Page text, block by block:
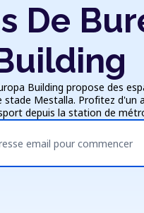
De
Building propose des
Mestalla. Profitez d'un
depuis la station de
email pour commencer